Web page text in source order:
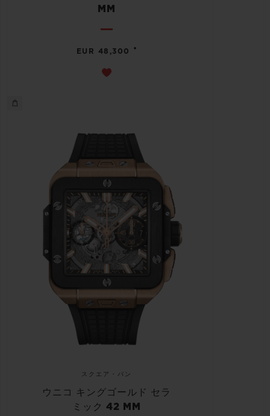
MM
EUR 48,300 •
スクエア・バン
ウニコ キングゴールド セラ
ミック 42 MM